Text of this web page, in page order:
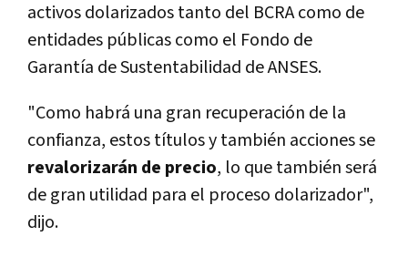
activos dolarizados tanto del BCRA como de
entidades públicas como el Fondo de
Garantía de Sustentabilidad de ANSES.
"Como habrá una gran recuperación de la
confianza, estos títulos y también acciones se
revalorizarán de precio, lo que también será
de gran utilidad para el proceso dolarizador",
dijo.